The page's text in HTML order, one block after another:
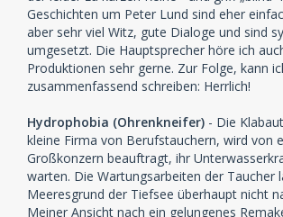
Geschichten um Peter Lund sind eher
aber sehr viel Witz, gute Dialoge und sind
umgesetzt. Die Hauptsprecher höre ich
Produktionen sehr gerne. Zur Folge, kann
zusammenfassend schreiben: Herrlich!
Hydrophobia (Ohrenkneifer) - Die
kleine Firma von Berufstauchern, wird von
Großkonzern beauftragt, ihr
warten. Die Wartungsarbeiten der Taucher
Meeresgrund der Tiefsee überhaupt nicht
Meiner Ansicht nach ein gelungenes